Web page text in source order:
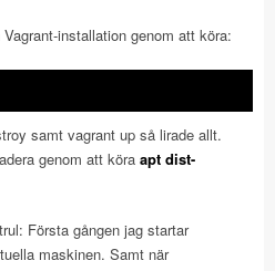
installation genom att köra:
samt vagrant up så lirade allt.
genom att köra apt dist-
Första gången jag startar
maskinen. Samt när